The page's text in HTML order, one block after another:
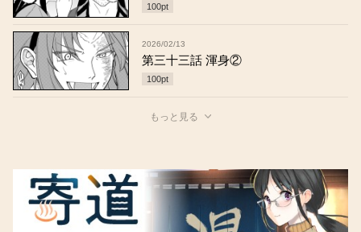
100pt
2026/02/13
第三十三話 渾身②
100pt
もっと見る